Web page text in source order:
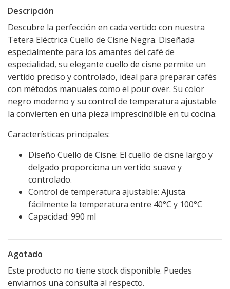
Descripción
Descubre la perfección en cada vertido con nuestra
Tetera Eléctrica Cuello de Cisne Negra. Diseñada
especialmente para los amantes del café de
especialidad, su elegante cuello de cisne permite un
vertido preciso y controlado, ideal para preparar cafés
con métodos manuales como el pour over. Su color
negro moderno y su control de temperatura ajustable
la convierten en una pieza imprescindible en tu cocina.
Características principales:
Diseño Cuello de Cisne: El cuello de cisne largo y
delgado proporciona un vertido suave y
controlado.
Control de temperatura ajustable: Ajusta
fácilmente la temperatura entre 40°C y 100°C
Capacidad: 990 ml
Agotado
Este producto no tiene stock disponible. Puedes
enviarnos una consulta al respecto.